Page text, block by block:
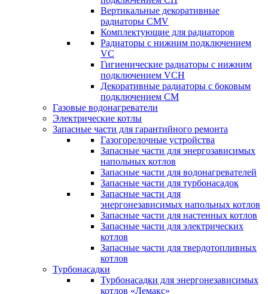
Вертикальные декоративные
радиаторы CMV
Комплектующие для радиаторов
Радиаторы c нижним подключением
VC
Гигиенические радиаторы c нижним
подключением VCH
Декоративные радиаторы с боковым
подключением CM
Газовые водонагреватели
Электрические котлы
Запасные части для гарантийного ремонта
Газогорелочные устройства
Запасные части для энергозависимых
напольных котлов
Запасные части для водонагревателей
Запасные части для турбонасадок
Запасные части для
энергонезависимых напольных котлов
Запасные части для настенных котлов
Запасные части для электрических
котлов
Запасные части для твердотопливных
котлов
Турбонасадки
Турбонасадки для энергонезависимых
котлов «Лемакс»